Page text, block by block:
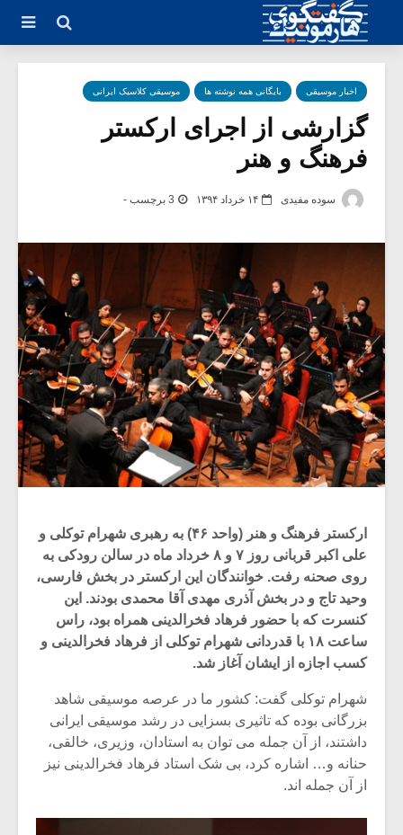
اخبار موسیقی بایگانی همه نوشته ها موسیقی کلاسیک ایرانی
گزارشی از اجرای ارکستر
فرهنگ و هنر
سوده مفیدی ۱۴ خرداد ۱۳۹۴ 3 برچسب -
ارکستر فرهنگ و هنر (واحد ۴۶) به رهبری شهرام توکلی و
علی اکبر قربانی روز ۷ و ۸ خرداد ماه در سالن رودکی به
روی صحنه رفت. خوانندگان این ارکستر در بخش فارسی،
وحید تاج و در بخش آذری مهدی آقا محمدی بودند. این
کنسرت که با حضور فرهاد فخرالدینی همراه بود، راس
ساعت ۱۸ با قدردانی شهرام توکلی از فرهاد فخرالدینی و
کسب اجازه از ایشان آغاز شد.
شهرام توکلی گفت: کشور ما در عرصه موسیقی شاهد
بزرگانی بوده که تاثیری بسزایی در رشد موسیقی ایرانی
داشتند، از آن جمله می توان به استادان، وزیری، خالقی،
حنانه و… اشاره کرد، بی شک استاد فرهاد فخرالدینی نیز
از آن جمله اند.